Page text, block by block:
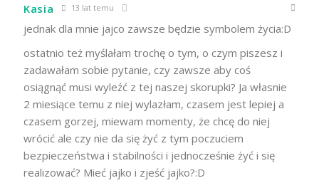
Kasia 13 lat temu
jednak dla mnie jajco zawsze będzie symbolem życia:D
ostatnio też myślałam trochę o tym, o czym piszesz i
zadawałam sobie pytanie, czy zawsze aby coś
osiągnąć musi wyleźć z tej naszej skorupki? Ja własnie
2 miesiące temu z niej wylazłam, czasem jest lepiej a
czasem gorzej, miewam momenty, że chcę do niej
wrócić ale czy nie da się żyć z tym poczuciem
bezpieczeństwa i stabilności i jednocześnie żyć i się
realizować? Mieć jajko i zjeść jajko?:D